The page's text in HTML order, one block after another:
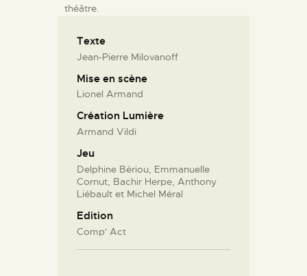
théâtre.
Texte
Jean-Pierre Milovanoff
Mise en scène
Lionel Armand
Création Lumière
Armand Vildi
Jeu
Delphine Bériou, Emmanuelle
Cornut, Bachir Herpe, Anthony
Liébault et Michel Méral
Edition
Comp' Act